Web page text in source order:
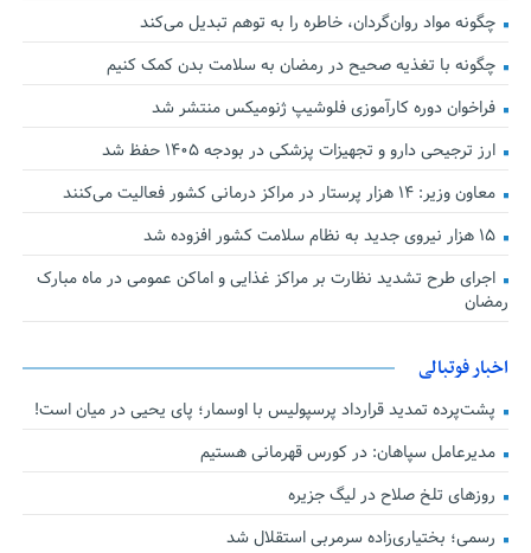
چگونه مواد روان‌گردان، خاطره را به توهم تبدیل می‌کند
چگونه با تغذیه صحیح در رمضان به سلامت بدن کمک کنیم
فراخوان دوره کارآموزی فلوشیپ ژنومیکس منتشر شد
ارز ترجیحی دارو و تجهیزات پزشکی در بودجه ۱۴۰۵ حفظ شد
معاون وزیر: ۱۴ هزار پرستار در مراکز درمانی کشور فعالیت می‌کنند
۱۵ هزار نیروی جدید به نظام سلامت کشور افزوده شد
اجرای طرح تشدید نظارت بر مراکز غذایی و اماکن عمومی در ماه مبارک
رمضان
اخبار فوتبالی
پشت‌پرده تمدید قرارداد پرسپولیس با اوسمار؛ پای یحیی در میان است!
مدیرعامل سپاهان: در کورس قهرمانی هستیم
روزهای تلخ صلاح در لیگ جزیره
رسمی؛ بختیاری‌زاده سرمربی استقلال شد